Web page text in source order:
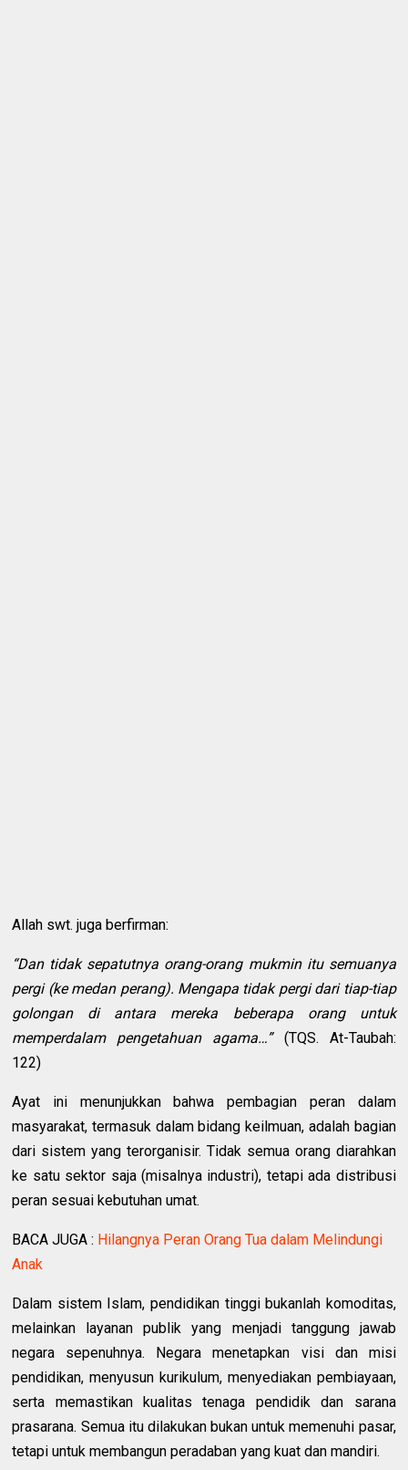
Allah swt. juga berfirman:
“Dan tidak sepatutnya orang-orang mukmin itu semuanya
pergi (ke medan perang). Mengapa tidak pergi dari tiap-tiap
golongan di antara mereka beberapa orang untuk
memperdalam pengetahuan agama…”(TQS. At-Taubah:
122)
Ayat ini menunjukkan bahwa pembagian peran dalam
masyarakat, termasuk dalam bidang keilmuan, adalah bagian
dari sistem yang terorganisir. Tidak semua orang diarahkan
ke satu sektor saja (misalnya industri), tetapi ada distribusi
peran sesuai kebutuhan umat.
BACA JUGA : Hilangnya Peran Orang Tua dalam Melindungi
Anak
Dalam sistem Islam, pendidikan tinggi bukanlah komoditas,
melainkan layanan publik yang menjadi tanggung jawab
negara sepenuhnya. Negara menetapkan visi dan misi
pendidikan, menyusun kurikulum, menyediakan pembiayaan,
serta memastikan kualitas tenaga pendidik dan sarana
prasarana. Semua itu dilakukan bukan untuk memenuhi pasar,
tetapi untuk membangun peradaban yang kuat dan mandiri.